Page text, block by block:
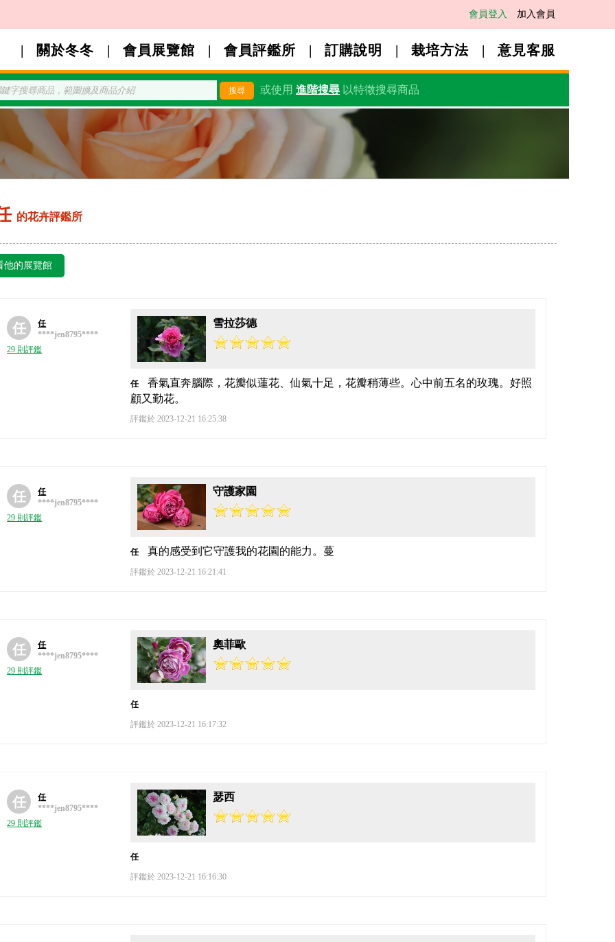
會員登入 加入會員
關於冬冬 會員展覽館 會員評鑑所 訂購說明 栽培方法 意見客服
或使用 進階搜尋以特徵搜尋商品
的花卉評鑑所
他的展覽館
任
任
****jen8795****
29 則評鑑
雪拉莎德
任
香氣直奔腦際，花瓣似蓮花、仙氣十足，花瓣稍薄些。心中前五名的玫瑰。好照
顧又勤花。
評鑑於 2023-12-21 16:25:38
任
任
****jen8795****
29 則評鑑
守護家園
任 真的感受到它守護我的花園的能力。蔓
評鑑於 2023-12-21 16:21:41
任
任
****jen8795****
29 則評鑑
奧菲歐
任
評鑑於 2023-12-21 16:17:32
任
任
****jen8795****
29 則評鑑
瑟西
任
評鑑於 2023-12-21 16:16:30